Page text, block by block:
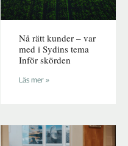
Nå rätt kunder – var
med i Sydins tema
Inför skörden
Läs mer »